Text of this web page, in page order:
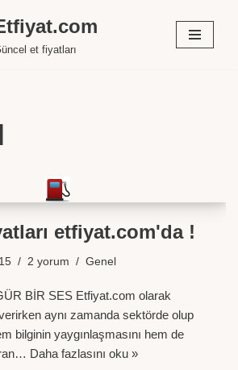
et fiyatları
etfiyat.com'da !
2 yorum Genel
BİR SES Etfiyat.com olarak
aynı zamanda sektörde olup
bilginin yaygınlaşmasını hem de
Daha fazlasını oku »